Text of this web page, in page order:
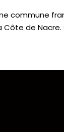
commune
de